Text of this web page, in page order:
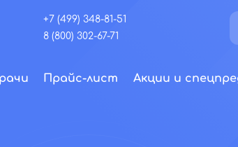
+7 (499) 348-81-51
8 (800) 302-67-71
Прайс-лист Акции и